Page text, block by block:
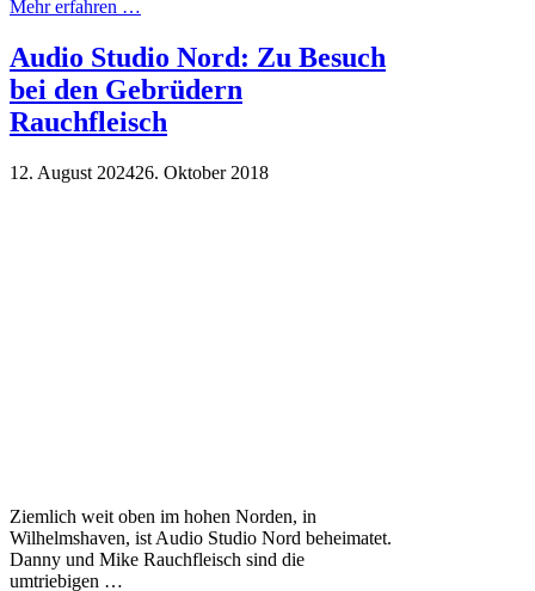
Mehr erfahren …
Audio Studio Nord: Zu Besuch
bei den Gebrüdern
Rauchfleisch
12. August 202426. Oktober 2018
Ziemlich weit oben im hohen Norden, in
Wilhelmshaven, ist Audio Studio Nord beheimatet.
Danny und Mike Rauchfleisch sind die
umtriebigen …